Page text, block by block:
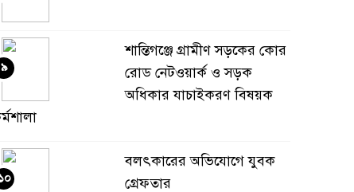
শান্তিগঞ্জে গ্রামীণ সড়কের কোর
রোড নেটওয়ার্ক ও সড়ক
অধিকার যাচাইকরণ বিষয়ক
৯
বলৎকারের অভিযোগে যুবক
গ্রেফতার